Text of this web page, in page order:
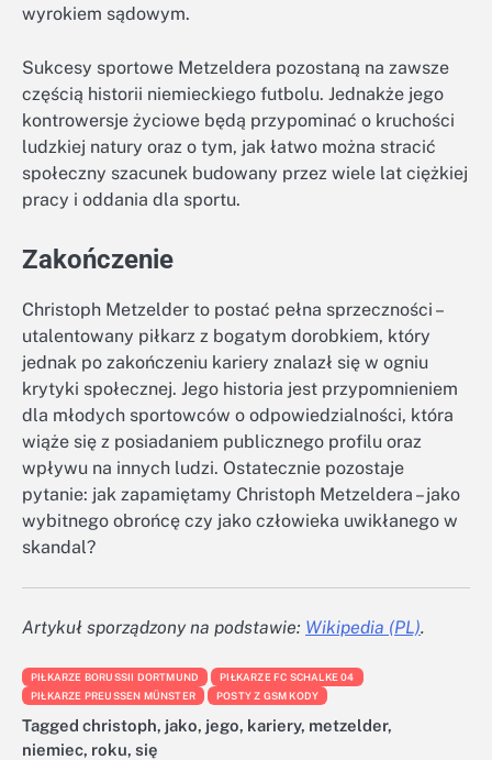
wyrokiem sądowym.
Sukcesy sportowe Metzeldera pozostaną na zawsze
częścią historii niemieckiego futbolu. Jednakże jego
kontrowersje życiowe będą przypominać o kruchości
ludzkiej natury oraz o tym, jak łatwo można stracić
społeczny szacunek budowany przez wiele lat ciężkiej
pracy i oddania dla sportu.
Zakończenie
Christoph Metzelder to postać pełna sprzeczności –
utalentowany piłkarz z bogatym dorobkiem, który
jednak po zakończeniu kariery znalazł się w ogniu
krytyki społecznej. Jego historia jest przypomnieniem
dla młodych sportowców o odpowiedzialności, która
wiąże się z posiadaniem publicznego profilu oraz
wpływu na innych ludzi. Ostatecznie pozostaje
pytanie: jak zapamiętamy Christoph Metzeldera – jako
wybitnego obrońcę czy jako człowieka uwikłanego w
skandal?
Artykuł sporządzony na podstawie: Wikipedia (PL).
PIŁKARZE BORUSSII DORTMUND
PIŁKARZE FC SCHALKE 04
PIŁKARZE PREUSSEN MÜNSTER
POSTY Z GSM KODY
Tagged christoph, jako, jego, kariery, metzelder,
niemiec, roku, się